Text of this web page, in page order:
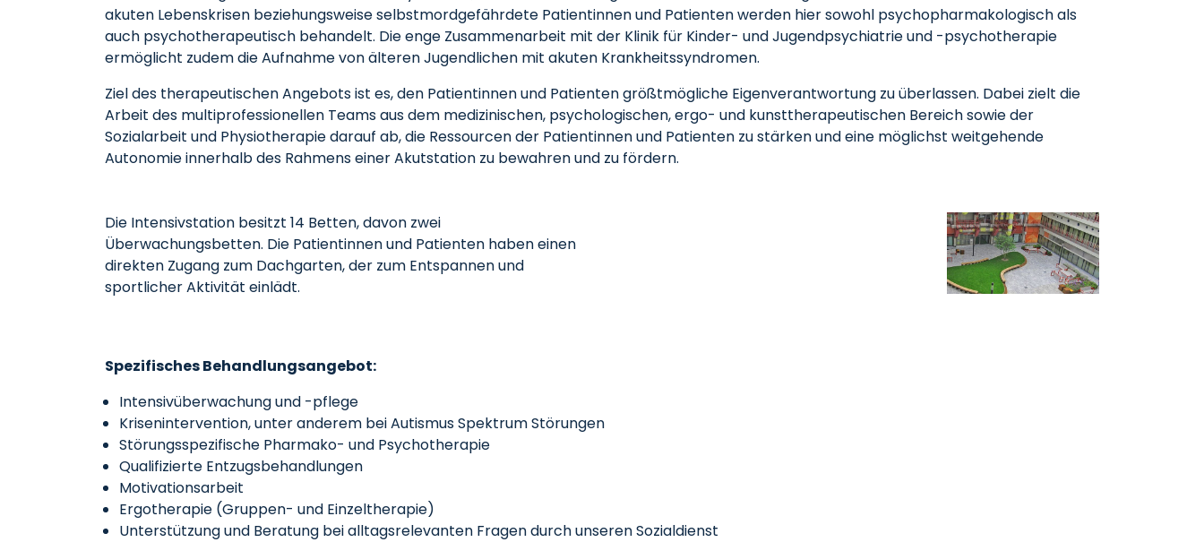
akuten Lebenskrisen beziehungsweise selbstmordgefährdete Patientinnen und Patienten werden hier sowohl psychopharmakologisch als
auch psychotherapeutisch behandelt. Die enge Zusammenarbeit mit der Klinik für Kinder- und Jugendpsychiatrie und -psychotherapie
ermöglicht zudem die Aufnahme von älteren Jugendlichen mit akuten Krankheitssyndromen.
Ziel des therapeutischen Angebots ist es, den Patientinnen und Patienten größtmögliche Eigenverantwortung zu überlassen. Dabei zielt die
Arbeit des multiprofessionellen Teams aus dem medizinischen, psychologischen, ergo- und kunsttherapeutischen Bereich sowie der
Sozialarbeit und Physiotherapie darauf ab, die Ressourcen der Patientinnen und Patienten zu stärken und eine möglichst weitgehende
Autonomie innerhalb des Rahmens einer Akutstation zu bewahren und zu fördern.
Die Intensivstation besitzt 14 Betten, davon zwei
Überwachungsbetten. Die Patientinnen und Patienten haben einen
direkten Zugang zum Dachgarten, der zum Entspannen und
sportlicher Aktivität einlädt.
Spezifisches Behandlungsangebot:
Intensivüberwachung und -pflege
Krisenintervention, unter anderem bei Autismus Spektrum Störungen
Störungsspezifische Pharmako- und Psychotherapie
Qualifizierte Entzugsbehandlungen
Motivationsarbeit
Ergotherapie (Gruppen- und Einzeltherapie)
Unterstützung und Beratung bei alltagsrelevanten Fragen durch unseren Sozialdienst